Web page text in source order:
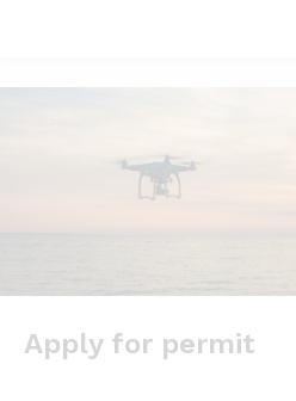
Apply for permit